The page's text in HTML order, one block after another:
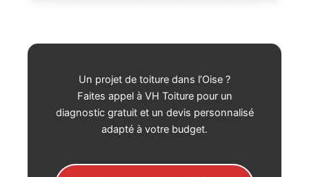
Un projet de toiture dans l’Oise ?
Faites appel à VH Toiture pour un
diagnostic gratuit et un devis personnalisé
adapté à votre budget.